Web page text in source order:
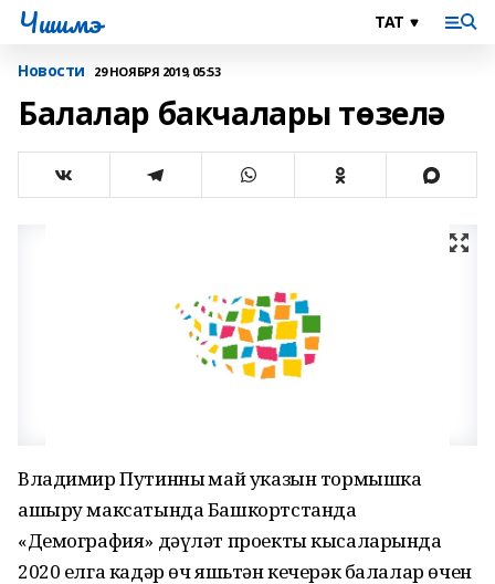
Чишмэ
Новости 29 НОЯБРЯ 2019, 05:53
Балалар бакчалары төзелә
Владимир Путинның май указын тормышка
ашыру максатында Башкортстанда
«Демография» дәүләт проекты кысаларында
2020 елга кадәр өч яшьтән кечерәк балалар өчен